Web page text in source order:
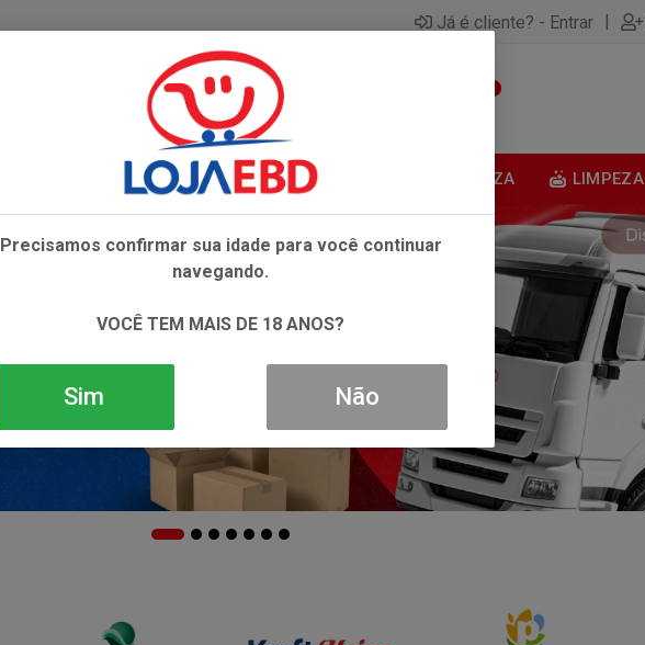
Já é cliente? - Entrar |
BEBIDAS CONGELADOS HIGIENE E BELEZA LIMPEZA
Precisamos confirmar sua idade para você continuar
navegando.
VOCÊ TEM MAIS DE 18 ANOS?
Sim Não